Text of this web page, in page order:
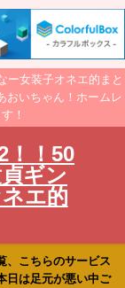
ー女装子オネエ的まと
おいちゃん！ホームレ
！
！！50
ギン
エ的
、こちらのサービス
日は足元が悪い中ご